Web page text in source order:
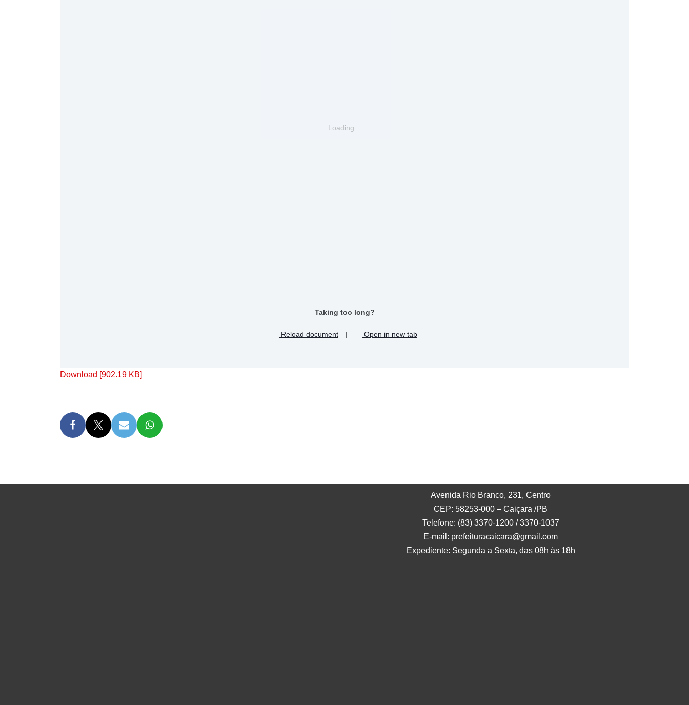
Loading…
Taking too long?
Reload document | Open in new tab
Download [902.19 KB]
Avenida Rio Branco, 231, Centro
CEP: 58253-000 – Caiçara /PB
Telefone: (83) 3370-1200 / 3370-1037
E-mail: prefeituracaicara@gmail.com
Expediente: Segunda a Sexta, das 08h às 18h